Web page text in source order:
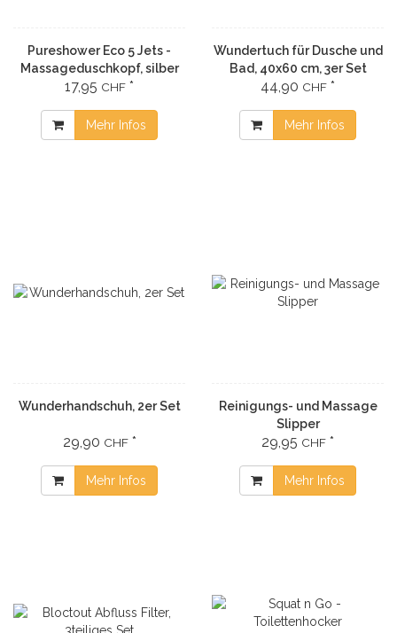
Pureshower Eco 5 Jets -
Massageduschkopf, silber
17,95 CHF *
Mehr Infos
Wundertuch für Dusche und
Bad, 40x60 cm, 3er Set
44,90 CHF *
Mehr Infos
Wunderhandschuh, 2er Set
29,90 CHF*
Mehr Infos
Reinigungs- und Massage
Slipper
29,95 CHF *
Mehr Infos